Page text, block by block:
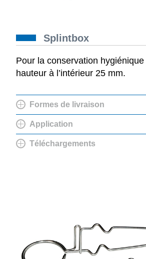
Splintbox
Pour la conservation
hauteur à l’intérieur 25 mm.
Formes de livraison
Application
Téléchargements